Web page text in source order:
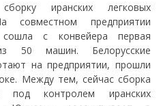
иранских легковых
совместном предприятии
с конвейера первая
50 машин. Белорусские
на предприятии, прошли
Между тем, сейчас сборка
под контролем иранских